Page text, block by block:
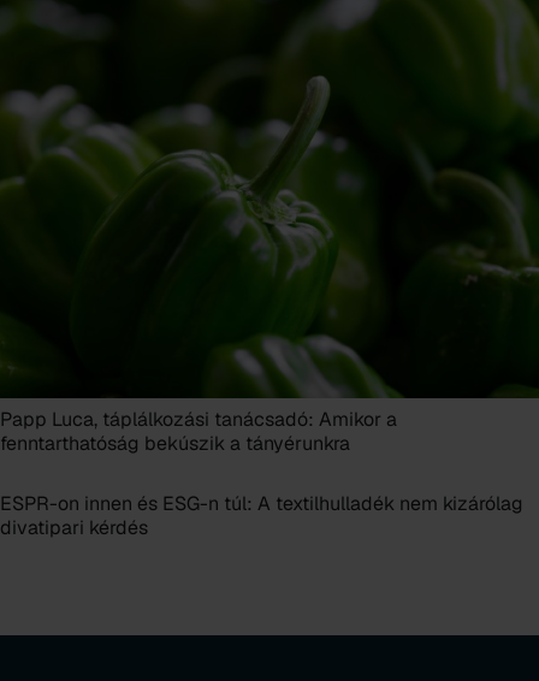
Papp Luca, táplálkozási tanácsadó: Amikor a
fenntarthatóság bekúszik a tányérunkra
ESPR-on innen és ESG-n túl: A textilhulladék nem kizárólag
divatipari kérdés